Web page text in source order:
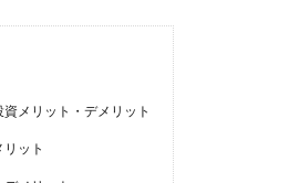
メリット・デメリット
ット